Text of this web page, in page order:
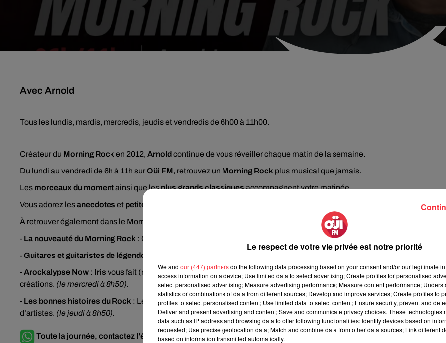
Avec Arnold
Tous les lundis, mardis, mercredis, jeudis et vendredis de 6h00 à 11h00.
Créateur du Morning Rock en 2012, Arnoldcontinue de vous réveiller chaque matin de la semaine.
Du lundi au vendredi de 6h à 11h surOüi FM, retrouvez un Morning Rock plus musical que jamais.
Les morceaux du momentainsi que lesplus grands classiquesaccompagnent votre matinée.
Vous adorez lesanecdotes et petites histoires ? Vous êtes au bon
À retrouver également dans le Morning Rock :
- La nouveauté du Morning Rock : Chaque lundi, met en avant son coup de cœur parmi les récentes sorties
- Guitares et guitaristes de légende se penche sur l'instrument le plus emblématique du Rock. Aussi bien du
-Arockalypse Now : Iris vous fait (re)découvrir les BO rocks - emblématiques ou insolites - à travers leur histoire, celle
créations. (le mercredi à 8h50).
- Les bonnes histoires du Rock : Les plus grands classiques du Rock racontés par Dom Kirisau travers d’anecdotes, de
d’artistes. (le jeudi à 8h50).
Toute la journée, contactez l'équipe de Oüi FM sur WhatsApp ! Réagissez au 06 95 33 95 33.
Le respect de votre vie privée est notre priorité
We and our (447) partnersdo the following data processing based on your consent and/or our legitimate
access information on a device; Use limited data to select advertising; Create profiles for personalised
select personalised advertising; Measure advertising performance; Measure content performance;
statistics or combinations of data from different sources; Develop and improve services; Create profiles to
profiles to select personalised content; Use limited data to select content; Ensure security, prevent and
Deliver and present advertising and content; Save and communicate privacy choices. These technologies
data such as IP address and browsing data to offer following functionalities: Identify devices based on
requested; Use precise geolocation data; Match and combine data from other data sources; Link different
based on information transmitted automatically.